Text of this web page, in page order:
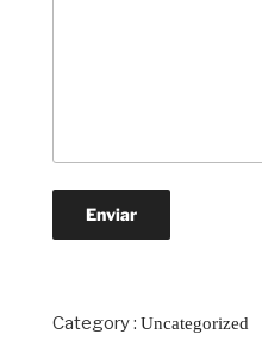
Category : Uncategorized